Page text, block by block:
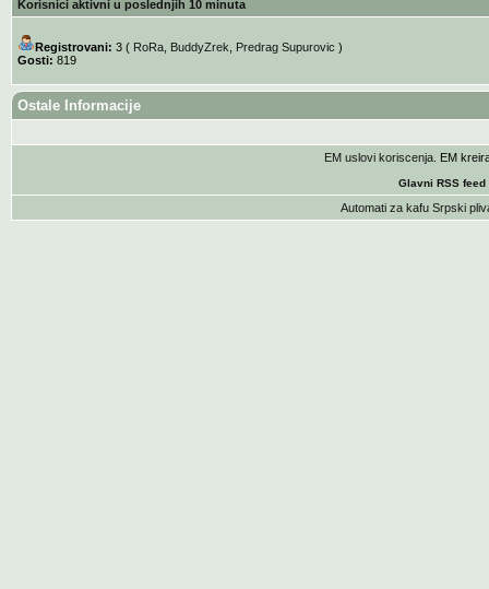
Korisnici aktivni u poslednjih 10 minuta
Registrovani: 3 ( RoRa, BuddyZrek Predrag Supurovic )
Gosti: 819
Ostale Informacije
EM uslovi koriscenja . EM
Glavni RSS feed
Automati za kafu Srpski